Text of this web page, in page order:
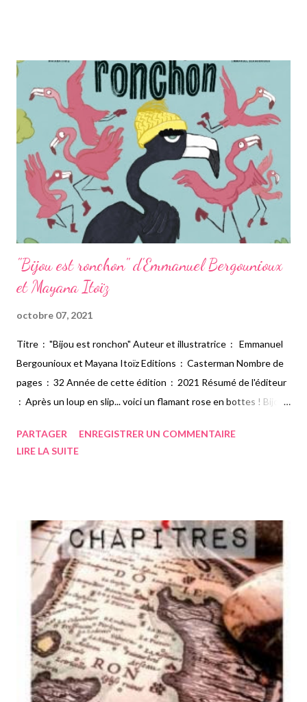
d’autres portent le poil long ou alors un masque ! C'est par le
biais de traits communs surprenants, bizarres, graphiques que
Julie Colombet réunit ses animaux, comme de drôles de photos
de familles qu'elle nous invite à observer dans le détail
extraordinaire de leurs attitudes et de leurs pelages. D'ailleurs,
eux aussi semblent nous fixer... Leurs yeux étranges, ronds ...
"Bijou est ronchon" d'Emmanuel Bergounioux
et Mayana Itoïz
octobre 07, 2021
Titre : "Bijou est ronchon" Auteur et illustratrice : Emmanuel
Bergounioux et Mayana Itoïz Editions : Casterman Nombre de
pages : 32 Année de cette édition : 2021 Résumé de l'éditeur
: Après un loup en slip... voici un flamant rose en bottes ! Bijou
ce matin, Bijou est ronchon. C’est comme ça, il ne peut rien y
envol ! Mon avis : Voici encore un excellent album d'Emmanuel
Bergounioux. L'histoire de ce flamant noir qui ne sait pas voler
m'a beaucoup plu car ce personnage est très attachant. Je l'ai
trouvé adorable. On sent que les moqueries de ses camarades
le touchent profondément et le voir évol...
PARTAGER
ENREGISTRER UN COMMENTAIRE
LIRE LA SUITE